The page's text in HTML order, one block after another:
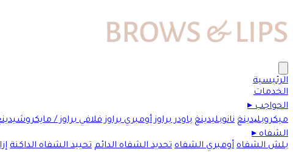
الرئيسية
الخدمات
الحواجب▸
ميكروبلیدينغ نانوبليدينغ باودر براوز أومبري براوز فلافي براوز /
الشفاه▸
بلش الشفاه أومبري الشفاه تحديد الشفاه الدائم تحييد الشفاه الداكنة